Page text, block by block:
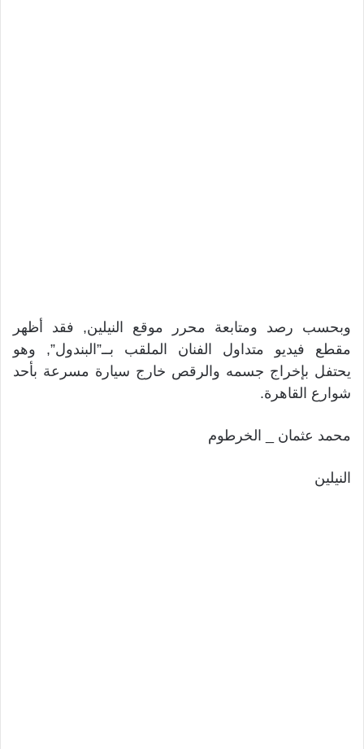
وبحسب رصد ومتابعة محرر موقع النيلين, فقد أظهر
مقطع فيديو متداول الفنان الملقب بــ”البندول”, وهو
يحتفل بإخراج جسمه والرقص خارج سيارة مسرعة بأحد
شوارع القاهرة.
محمد عثمان _ الخرطوم
النيلين